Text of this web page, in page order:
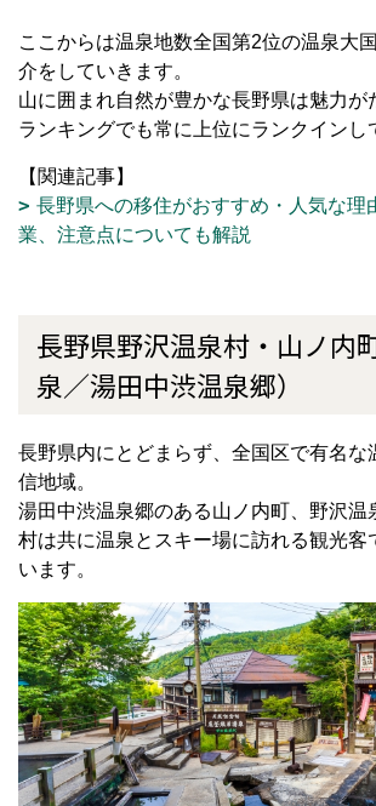
ここからは温泉地数全国第2位の温泉大
介をしていきます。
山に囲まれ自然が豊かな長野県は魅力が
ランキングでも常に上位にランクインし
【関連記事】
長野県への移住がおすすめ・人気な理
業、注意点についても解説
長野県野沢温泉村・山ノ内
泉／湯田中渋温泉郷）
長野県内にとどまらず、全国区で有名な
信地域。
湯田中渋温泉郷のある山ノ内町、野沢温
村は共に温泉とスキー場に訪れる観光客
います。